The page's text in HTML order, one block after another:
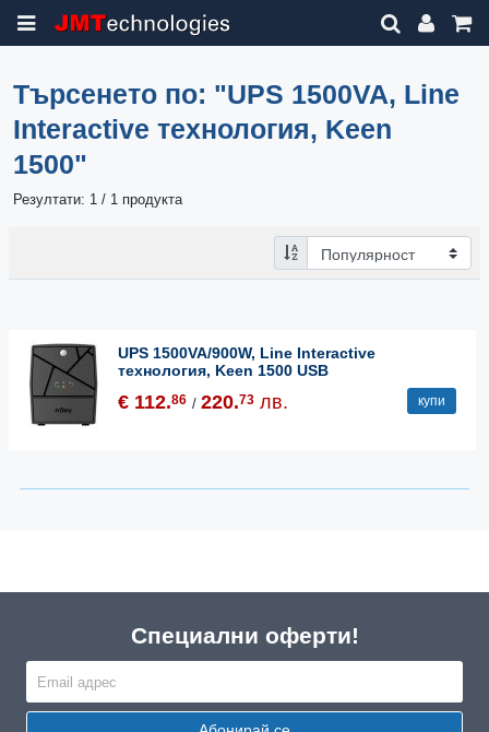
Търсенето по: "UPS 1500VA, Line
Interactive технология, Keen
1500"
Резултати: 1 / 1 продукта
UPS 1500VA/900W, Line Interactive
технология, Keen 1500 USB
€ 112.86 / 220.73 лв. купи
Специални оферти!